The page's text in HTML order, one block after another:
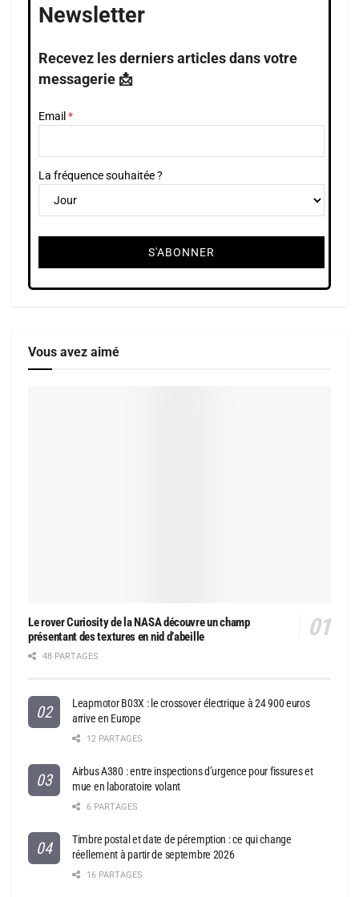
Newsletter
Recevez les derniers articles dans votre
messagerie 📩
Email
La fréquence souhaitée ?
Vous avez aimé
Le rover Curiosity de la NASA découvre un champ
présentant des textures en nid d’abeille
48 PARTAGES
Leapmotor B03X : le crossover électrique à 24 900 euros
arrive en Europe
12 PARTAGES
Airbus A380 : entre inspections d’urgence pour fissures et
mue en laboratoire volant
6 PARTAGES
Timbre postal et date de péremption : ce qui change
réellement à partir de septembre 2026
16 PARTAGES